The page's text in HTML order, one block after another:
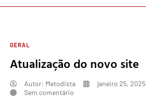
GERAL
Atualização do novo site
Autor: Metodista
janeiro 25, 2025
Sem comentário